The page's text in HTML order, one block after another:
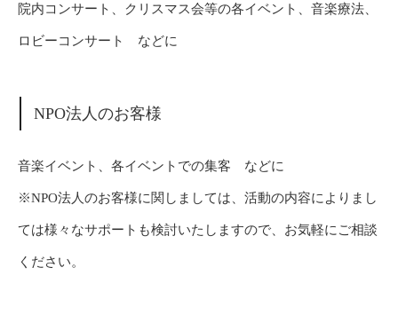
院内コンサート、クリスマス会等の各イベント、音楽療法、
ロビーコンサート などに
NPO法人のお客様
音楽イベント、各イベントでの集客 などに
※NPO法人のお客様に関しましては、活動の内容によりまし
ては様々なサポートも検討いたしますので、お気軽にご相談
ください。